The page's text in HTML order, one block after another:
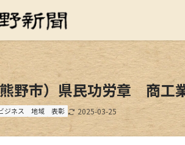
野市）県民功労章 商工
ジネス 地域 表彰 2025-03-25